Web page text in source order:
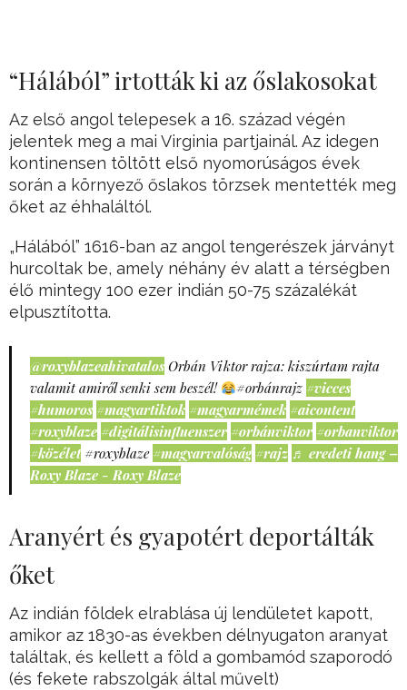
“Hálából” irtották ki az őslakosokat
Az első angol telepesek a 16. század végén
jelentek meg a mai Virginia partjainál. Az idegen
kontinensen töltött első nyomorúságos évek
során a környező őslakos törzsek mentették meg
őket az éhhaláltól.
„Hálából” 1616-ban az angol tengerészek járványt
hurcoltak be, amely néhány év alatt a térségben
élő mintegy 100 ezer indián 50-75 százalékát
elpusztította.
@roxyblazeahivatalos Orbán Viktor rajza: kiszúrtam rajta
valamit amiről senki sem beszél!
#orbánrajz #vicces
#humoros #magyartiktok #magyarmémek #aicontent
#roxyblaze #digitálisinfluenszer #orbánviktor #orbanviktor
#közélet #roxyblaze #magyarvalóság #rajz ♬ eredeti hang –
Roxy Blaze - Roxy Blaze
Aranyért és gyapotért deportálták
őket
Az indián földek elrablása új lendületet kapott,
amikor az 1830-as években délnyugaton aranyat
találtak, és kellett a föld a gombamód szaporodó
(és fekete rabszolgák által művelt)